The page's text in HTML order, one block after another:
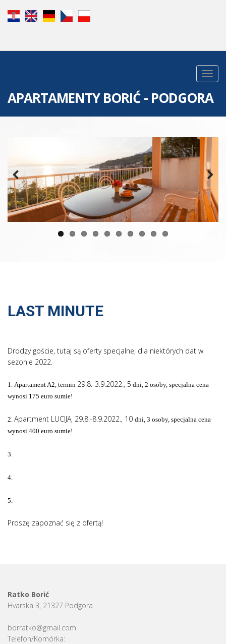
APARTAMENTY BORIĆ - PODGORA
LAST MINUTE
Drodzy goście, tutaj są oferty specjalne, dla niektórych dat w
sezonie 2022.
1. Apartament A2, termin 29.8.-3.9.2022., 5 dni, 2 osoby, specjalna cena
wynosi 175 euro sumie!
2. Apartment LUCIJA, 29.8.-8.9.2022., 10 dni, 3 osoby, specjalna cena
wynosi 400 euro sumie!
3.
4.
5.
Proszę zapoznać się z ofertą!
Ratko Borić
Hvarska 3, 21327 Podgora
borratko@gmail.com
Telefon/Komórka: